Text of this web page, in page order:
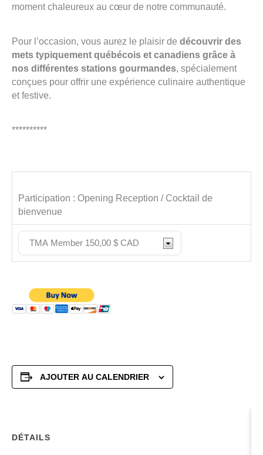
moment chaleureux au cœur de notre communauté.
Pour l’occasion, vous aurez le plaisir de découvrir des
mets typiquement québécois et canadiens grâce à
nos différentes stations gourmandes, spécialement
conçues pour offrir une expérience culinaire authentique
et festive.
**********
Participation : Opening Reception / Cocktail de
bienvenue
AJOUTER AU CALENDRIER
DÉTAILS